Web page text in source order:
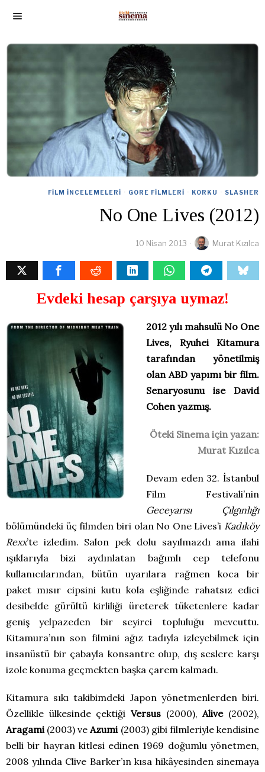
FILM İNCELEMELERI · GORE FILMLERI · KORKU · SLASHER
No One Lives (2012)
10 Nisan 2013 Murat Kızılca
Evdeki hesap çarşıya uymaz!
2012 yılı mahsulü No One
Lives, Ryuhei Kitamura
tarafından yönetilmiş
olan ABD yapımı bir film.
Senaryosunu ise David
Cohen yazmış.
Öteki Sinema için yazan:
Murat Kızılca
Devam eden 32. İstanbul
Film Festivali’nin
Geceyarısı Çılgınlığı
bölümündeki üç filmden biri olan No One Lives’i Kadıköy
Rexx’te izledim. Salon pek dolu sayılmazdı ama ilahi
ışıklarıyla bizi aydınlatan bağımlı cep telefonu
kullanıcılarından, bütün uyarılara rağmen koca bir
paket mısır cipsini kutu kola eşliğinde rahatsız edici
desibelde gürültü kirliliği üreterek tüketenlere kadar
geniş yelpazeden bir seyirci topluluğu mevcuttu.
Kitamura’nın son filmini ağız tadıyla izleyebilmek için
insanüstü bir çabayla konsantre olup, dış seslere karşı
izole konuma geçmekten başka çarem kalmadı.
Kitamura sıkı takibimdeki Japon yönetmenlerden biri.
Özellikle ülkesinde çektiği Versus (2000),Alive(2002),
Aragami(2003) veAzumi(2003) gibi filmleriyle kendisine
belli bir hayran kitlesi edinen 1969 doğumlu yönetmen,
2008 yılında Clive Barker’ın kısa hikâyesinden sinemaya